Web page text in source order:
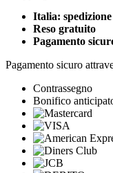
Italia:
Reso gratuito
Pagamento
Pagamento sicuro
Contrassegno
Bonifico